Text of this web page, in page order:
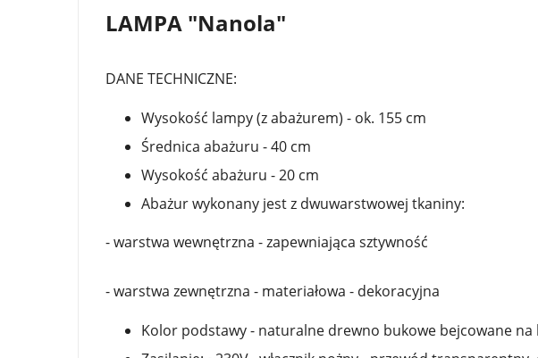
LAMPA "Nanola"
DANE TECHNICZNE:
Wysokość lampy (z abażurem) - ok. 155 cm
Średnica abażuru - 40 cm
Wysokość abażuru - 20 cm
Abażur wykonany jest z dwuwarstwowej tkaniny:
- warstwa wewnętrzna - zapewniająca sztywność
- warstwa zewnętrzna - materiałowa - dekoracyjna
Kolor podstawy - naturalne drewno bukowe bejcowane